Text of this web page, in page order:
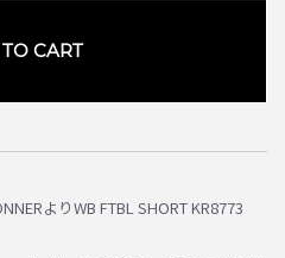
CART
よりWB FTBL SHORT KR8773